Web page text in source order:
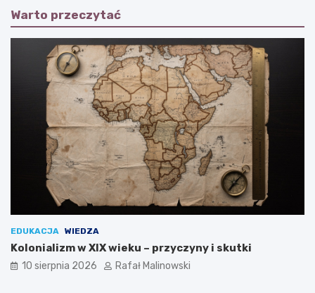
Warto przeczytać
EDUKACJA WIEDZA
Kolonializm w XIX wieku – przyczyny i skutki
10 sierpnia 2026 Rafał Malinowski